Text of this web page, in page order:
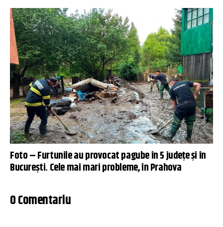
Foto – Furtunile au provocat pagube în 5 județe și în
București. Cele mai mari probleme, în Prahova
0 Comentariu